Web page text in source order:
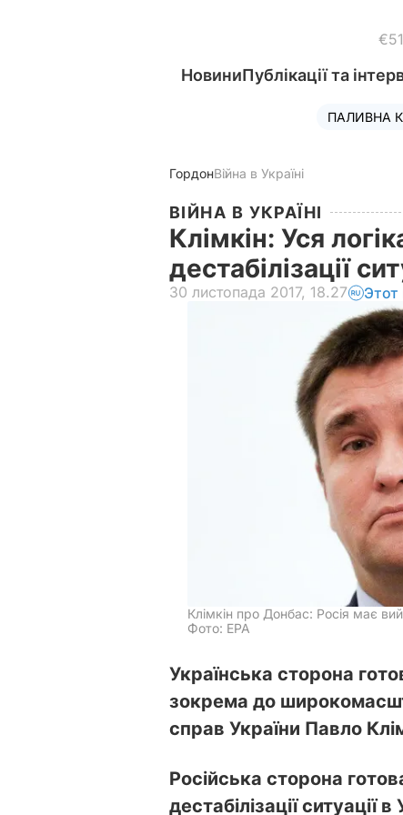
НовиниПублікації та
ПАЛИВНА
ГордонВійна в Україні
ВІЙНА В УКРАЇНІ
Клімкін: Уся
дестабілізації
30 листопада 2017, 18.27
Клімкін про Донбас: Росія має
Фото: ЕРА
Українська сторона
зокрема до
справ України Павло
Російська сторона
дестабілізації ситуації